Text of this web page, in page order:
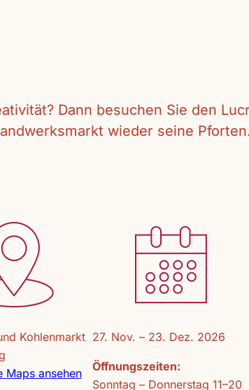
Dann besuchen Sie den
wieder seine
Kohlenmarkt
Maps ansehen
27. Nov. – 23. Dez. 2026
Öffnungszeiten:
Sonntag – Donnerstag 11–20